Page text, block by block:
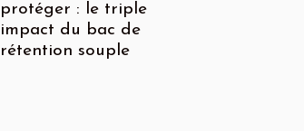
protéger : le triple
impact du bac de
rétention souple